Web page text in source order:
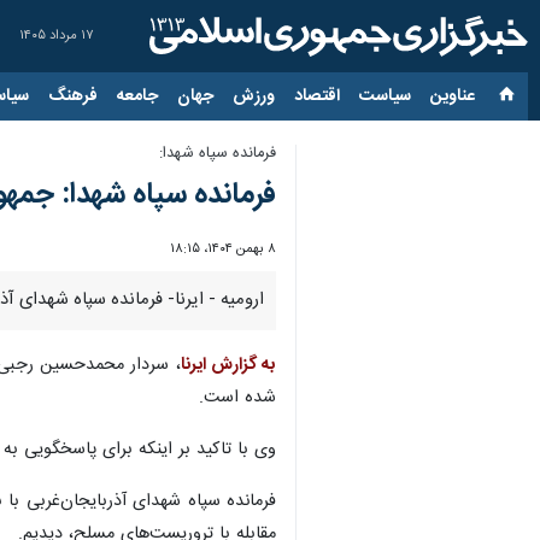
۱۷ مرداد ۱۴۰۵
عناوین‌ سیاست اقتصاد ورزش جهان جامعه فرهنگ
فرمانده سپاه شهدا:
فرمانده سپاه شهدا:
۸ بهمن ۱۴۰۴، ۱۸:۱۵